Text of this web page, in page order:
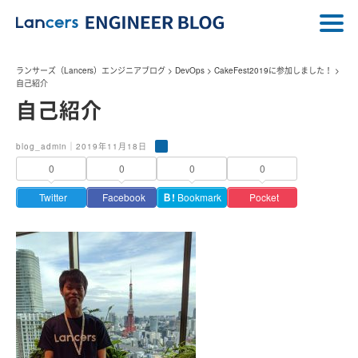
ランサーズ（Lancers）エンジニアブログ > DevOps > CakeFest2019に参加しました！ >
自己紹介
自己紹介
blog_admin｜2019年11月18日
0
Twitter
0
Facebook
0
Ｂ! Bookmark
0
Pocket